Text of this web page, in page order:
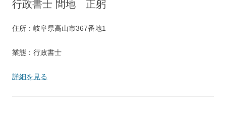
行政書士 間地 正躬
住所：岐阜県高山市367番地1
業態：行政書士
詳細を見る